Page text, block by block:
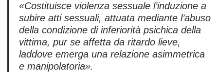
«Costituisce violenza sessuale l’induzione a
subire atti sessuali, attuata mediante l’abuso
della condizione di inferiorità psichica della
vittima, pur se affetta da ritardo lieve,
laddove emerga una relazione asimmetrica
e manipolatoria».